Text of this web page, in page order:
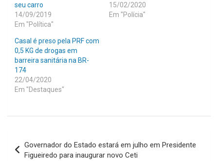
seu carro
14/09/2019
Em "Política"
15/02/2020
Em "Polícia"
Casal é preso pela PRF com
0,5 KG de drogas em
barreira sanitária na BR-
174
22/04/2020
Em "Destaques"
de
Governador do Estado estará em julho em Presidente
Figueiredo para inaugurar novo Ceti